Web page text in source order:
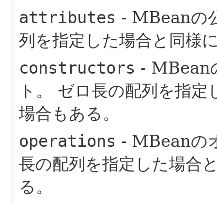
attributes - MBeanの
列を指定した場合と同様
constructors - MBean
ト。
ゼロ長の配列を指
場合もある。
operations - MBeanの
長の配列を指定した場合
る。